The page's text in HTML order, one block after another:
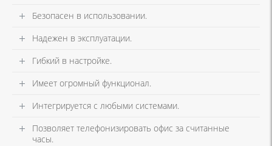
Безопасен в использовании.
Надежен в эксплуатации.
Гибкий в настройке.
Имеет огромный функционал.
Интегрируется с любыми системами.
Позволяет телефонизировать офис за считанные
часы.